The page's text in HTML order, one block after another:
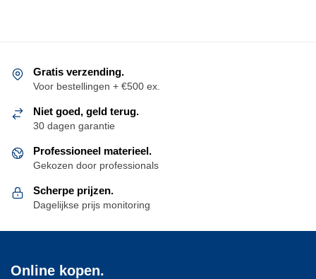
Gratis verzending.
Voor bestellingen + €500 ex.
Niet goed, geld terug.
30 dagen garantie
Professioneel materieel.
Gekozen door professionals
Scherpe prijzen.
Dagelijkse prijs monitoring
Online kopen.